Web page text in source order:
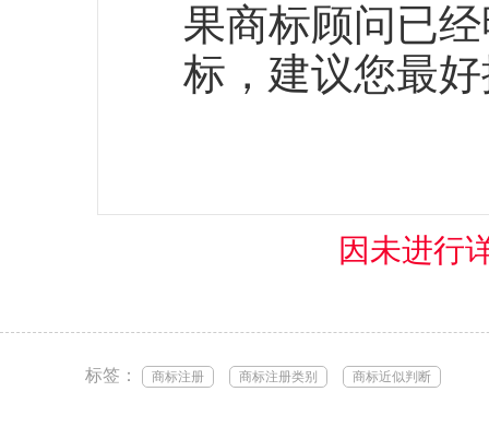
果商标顾问已
标，建议您最
因未进行
标签： 商标注册 商标注册类别 商标近似判断